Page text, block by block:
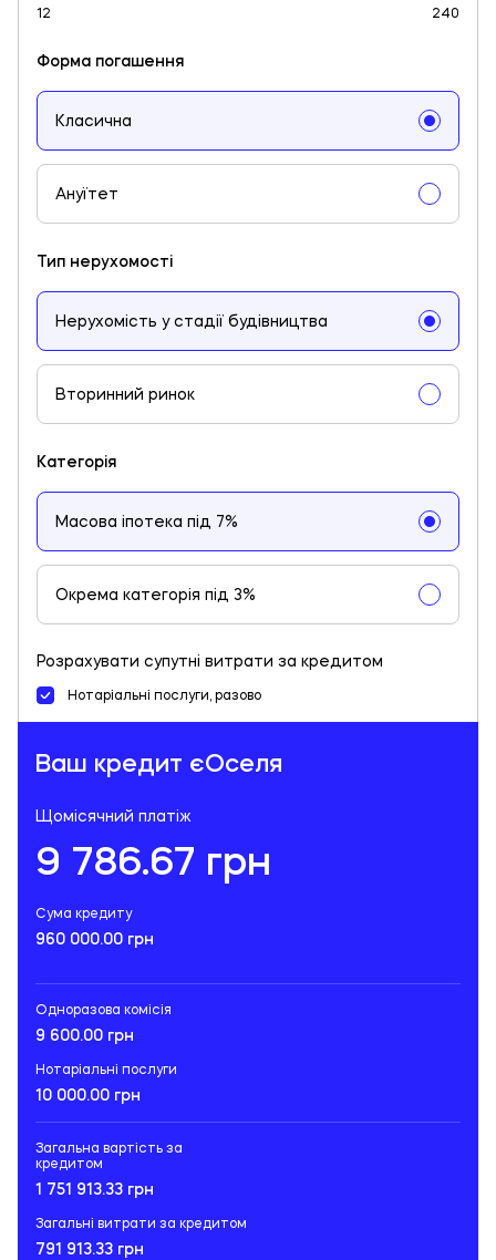
12 240
Форма погашення
Класична
Ануїтет
Тип нерухомості
Нерухомість у стадії будівництва
Вторинний ринок
Категорія
Масова іпотека під 7%
Окрема категорія під 3%
Розрахувати супутні витрати за кредитом
Нотаріальні послуги, разово
Ваш кредит єОселя
Щомісячний платіж
9 786.67 грн
Сума кредиту
960 000.00 грн
Одноразова комісія
9 600.00 грн
Нотаріальні послуги
10 000.00 грн
Загальна вартість за
кредитом
1 751 913.33 грн
Загальні витрати за кредитом
791 913.33 грн